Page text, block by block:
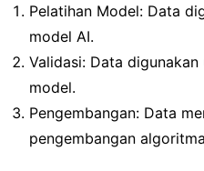
Pelatihan Model: Data
model AI.
Validasi: Data
model.
Pengembangan: Data
pengembangan